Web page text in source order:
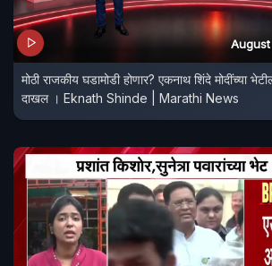
मोठी राजकीय घडामोडी होणार? एकनाथ शिंदे मोदींच्या
दाखल । Eknath Shinde | Marathi News